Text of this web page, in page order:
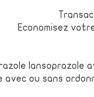
Economisez
lansoprazole
avec ou sans